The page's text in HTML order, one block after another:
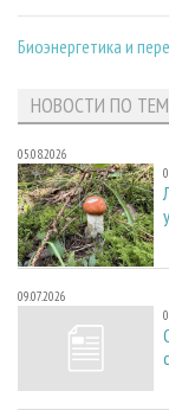
Биoэнергетика и
НОВОСТИ ПО
05.08.2026
09.07.2026